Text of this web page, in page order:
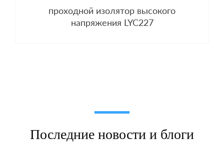
проходной изолятор высокого
напряжения LYC227
Последние новости и блоги